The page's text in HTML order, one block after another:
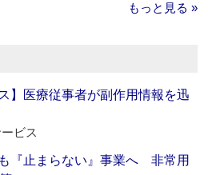
もっと見る »
】医療従事者が副作用情報を迅
ビス
『止まらない』事業へ 非常用